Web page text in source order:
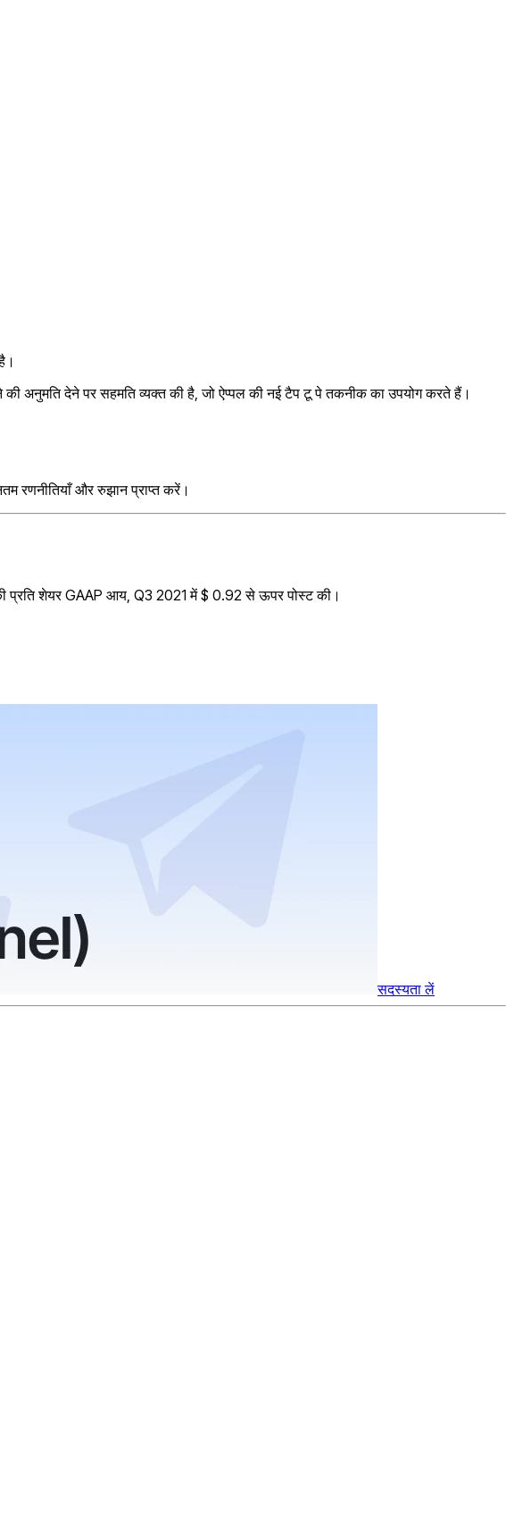
अनुमति देने पर सहमति व्यक्त की है, जो ऐप्पल की नई टैप टू पे तकनीक का उपयोग करते हैं।
रणनीतियाँ और रुझान प्राप्त करें।
की प्रति शेयर GAAP आय, Q3 2021 में $ 0.92 से ऊपर पोस्ट की।
सदस्यता लें